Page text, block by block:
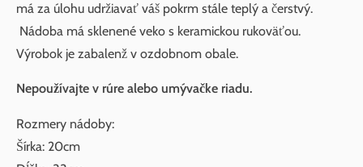
má za úlohu udržiavať váš pokrm stále teplý a čerstvý.
Nádoba má sklenené veko s keramickou rukoväťou.
Výrobok je zabalenž v ozdobnom obale.
Nepoužívajte v rúre alebo umývačke riadu.
Rozmery nádoby:
Šírka: 20cm